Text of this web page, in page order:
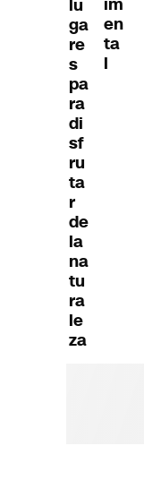
lu
ga
re
s
pa
ra
di
sf
ru
ta
r
de
la
na
tu
ra
le
za
en
ta
l